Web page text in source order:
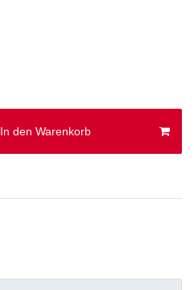
In den Warenkorb